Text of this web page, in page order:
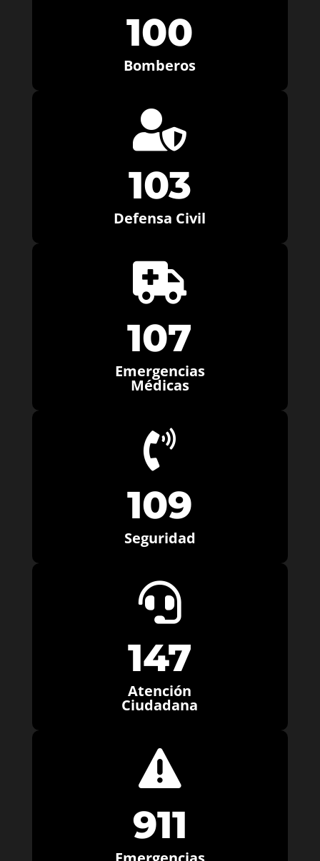
100
Bomberos

103
Defensa Civil

107
Emergencias
Médicas

109
Seguridad

147
Atención
Ciudadana

911